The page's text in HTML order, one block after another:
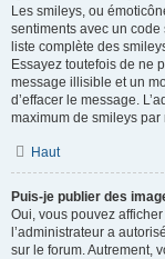
Les smileys, ou
sentiments avec un
liste complète des
Essayez toutefois de ne
message illisible et un
d’effacer le message.
maximum de smileys par
Haut
Puis-je publier des
Oui, vous pouvez
l’administrateur a
sur le forum. Autrement,